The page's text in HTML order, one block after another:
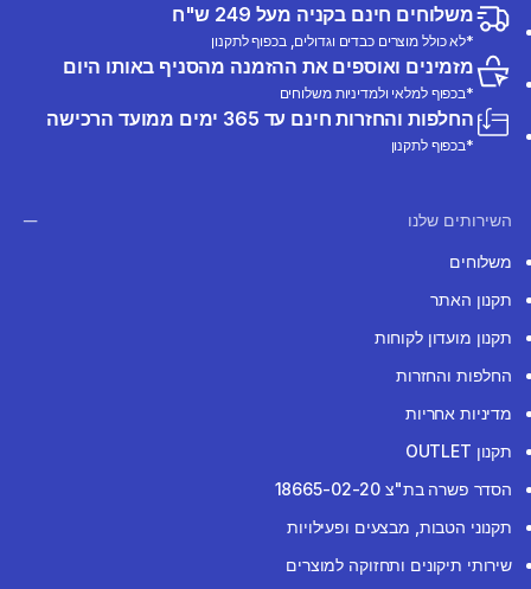
משלוחים חינם בקניה מעל 249 ש"ח
*לא כולל מוצרים כבדים וגדולים, בכפוף לתקנון
מזמינים ואוספים את ההזמנה מהסניף באותו היום
*בכפוף למלאי ולמדיניות משלוחים
החלפות והחזרות חינם עד 365 ימים ממועד הרכישה
*בכפוף לתקנון
השירותים שלנו
משלוחים
תקנון האתר
תקנון מועדון לקוחות
החלפות והחזרות
מדיניות אחריות
תקנון OUTLET
הסדר פשרה בת"צ 18665-02-20
תקנוני הטבות, מבצעים ופעילויות
שירותי תיקונים ותחזוקה למוצרים